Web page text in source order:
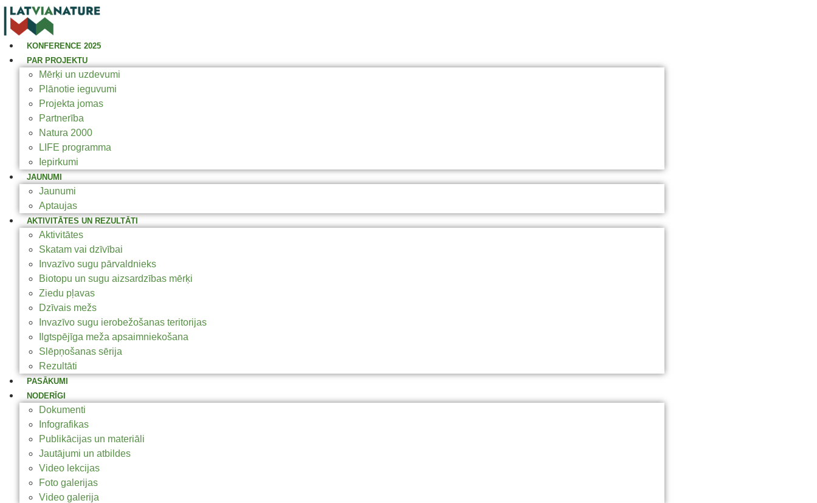
KONFERENCE 2025
PAR PROJEKTU
Mērķi un uzdevumi
Plānotie ieguvumi
Projekta jomas
Partnerība
Natura 2000
LIFE programma
Iepirkumi
JAUNUMI
Jaunumi
Aptaujas
AKTIVITĀTES UN REZULTĀTI
Aktivitātes
Skatam vai dzīvībai
Invazīvo sugu pārvaldnieks
Biotopu un sugu aizsardzības mērķi
Ziedu pļavas
Dzīvais mežs
Invazīvo sugu ierobežošanas teritorijas
Ilgtspējīga meža apsaimniekošana
Slēpņošanas sērija
Rezultāti
PASĀKUMI
NODERĪGI
Dokumenti
Infografikas
Publikācijas un materiāli
Jautājumi un atbildes
Video lekcijas
Foto galerijas
Video galerija